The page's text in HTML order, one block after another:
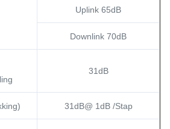
Uplink 65dB
Downlink 70dB
31dB
31dB@ 1dB /Stap